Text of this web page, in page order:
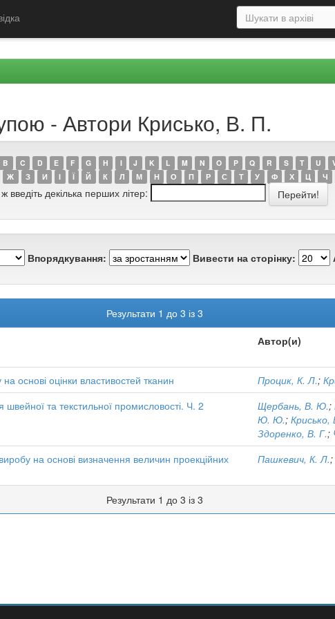
- Автори Крисько, В. П.
B C D E F G H I J K L M N O P Q R S T U
Ж З И І Ї Й К Л М Н О П Р С Т У Ф Х Ц Ч
введіть декілька перших літер:
Впорядкування: Вивести на сторінку:
Результати 1 до 3 із 3
Автор(и)
основі оцінки властивостей тканин Процик, К. Л.;
швейної та текстильної промисловості. Ч. 2 Щербань, В. Ю.;
Ю. Ю.; Крисько,
Здоренко, В. Г.;
на основі визначення величин проекційних
Пашкевич, К. Л.;
Результати 1 до 3 із 3